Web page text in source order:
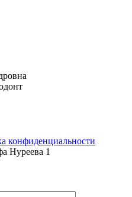
конфиденциальности
Нуреева 1